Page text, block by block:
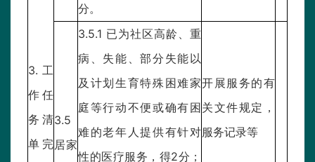
3.工
作任
务清
单完
分。
3.5
居家
3.5.1 已为社区高龄、重
病、失能、部分失能以
及计划生育特殊困难家
庭等行动不便或确有困
难的老年人提供有针对
性的医疗服务，得2分；
开展服务的有
关文件规定，
服务记录等